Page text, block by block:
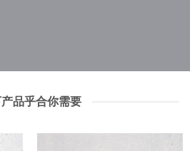
品乎合你需要